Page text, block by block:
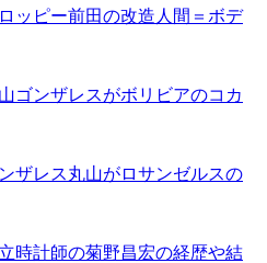
ッピー前田の改造人間＝ボデ
ゴンザレスがボリビアのコカ
ザレス丸山がロサンゼルスの
時計師の菊野昌宏の経歴や結